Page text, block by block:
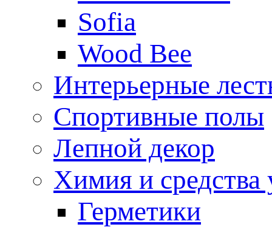
Sofia
Wood Bee
Интерьерные
Спортивные полы
Лепной декор
Химия и средства
Герметики